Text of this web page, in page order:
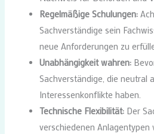
Regelmäßige Schulungen:
Sachverständige sein
neue Anforderungen zu
Unabhängigkeit wahren:
Sachverständige, die neutral
Interessenkonflikte haben.
Technische Flexibilität: Der
verschiedenen Anlagentypen